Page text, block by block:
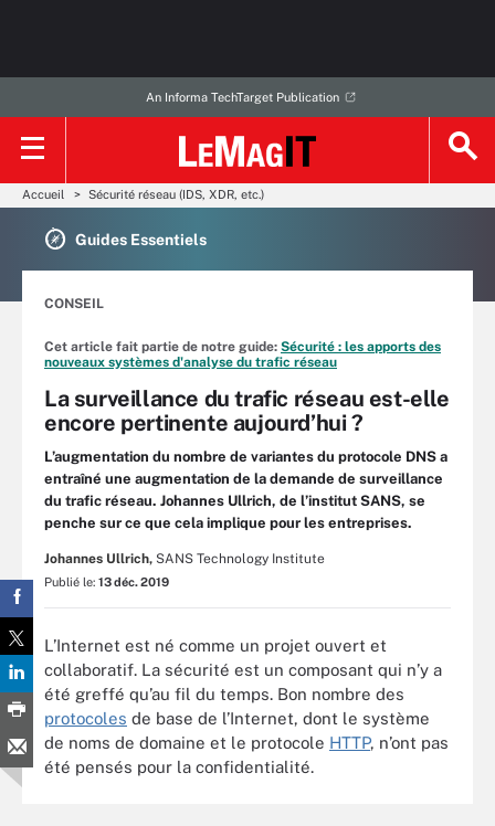
An Informa TechTarget Publication
Accueil Sécurité réseau (IDS, XDR, etc.)
Guides Essentiels
CONSEIL
Cet article fait partie de notre guide: Sécurité : les apports des
nouveaux systèmes d'analyse du trafic réseau
La surveillance du trafic réseau est-elle
encore pertinente aujourd’hui ?
L’augmentation du nombre de variantes du protocole DNS a
entraîné une augmentation de la demande de surveillance
du trafic réseau. Johannes Ullrich, de l’institut SANS, se
penche sur ce que cela implique pour les entreprises.
Johannes Ullrich, SANS Technology Institute
Publié le: 13 déc. 2019
L’Internet est né comme un projet ouvert et
collaboratif. La sécurité est un composant qui n’y a
été greffé qu’au fil du temps. Bon nombre des
protocoles de base de l’Internet, dont le système
de noms de domaine et le protocole HTTP, n’ont pas
été pensés pour la confidentialité.